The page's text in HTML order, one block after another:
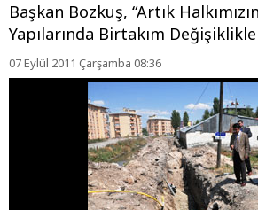
Başkan Bozkuş, “Artık
Yapılarında Birtakım
07 Eylül 2011 Çarşamba 08:36